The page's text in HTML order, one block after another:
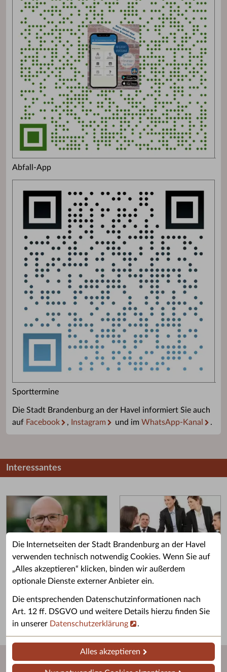
Die Internetseiten der Stadt Brandenburg an der Havel
verwenden technisch notwendig Cookies. Wenn Sie auf
„Alles akzeptieren“ klicken, binden wir außerdem
optionale Dienste externer Anbieter ein.
Die entsprechenden Datenschutzinformationen nach
Art. 12 ff. DSGVO und weitere Details hierzu finden Sie
in unserer Datenschutzerklärung .
Alles akzeptieren
Abfall-App
Sporttermine
Die Stadt Brandenburg an der Havel informiert Sie auch
auf Facebook , Instagram und im WhatsApp-Kanal .
Interessantes
Grußwort des OB